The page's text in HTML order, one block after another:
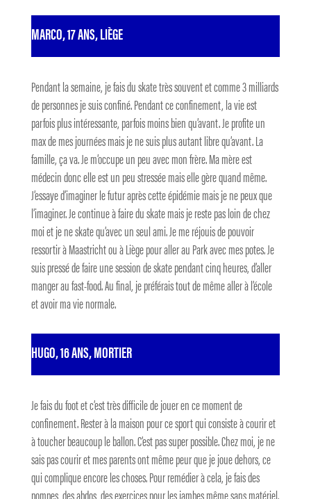
MARCO, 17 ANS, LIÈGE
Pendant la semaine, je fais du skate très souvent et comme 3 milliards
de personnes je suis confiné. Pendant ce confinement, la vie est
parfois plus intéressante, parfois moins bien qu’avant. Je profite un
max de mes journées mais je ne suis plus autant libre qu’avant. La
famille, ça va. Je m’occupe un peu avec mon frère. Ma mère est
médecin donc elle est un peu stressée mais elle gère quand même.
J’essaye d’imaginer le futur après cette épidémie mais je ne peux que
l’imaginer. Je continue à faire du skate mais je reste pas loin de chez
moi et je ne skate qu’avec un seul ami. Je me réjouis de pouvoir
ressortir à Maastricht ou à Liège pour aller au Park avec mes potes. Je
suis pressé de faire une session de skate pendant cinq heures, d’aller
manger au fast-food. Au final, je préférais tout de même aller à l’école
et avoir ma vie normale.
HUGO, 16 ANS, MORTIER
Je fais du foot et c’est très difficile de jouer en ce moment de
confinement. Rester à la maison pour ce sport qui consiste à courir et
à toucher beaucoup le ballon. C’est pas super possible. Chez moi, je ne
sais pas courir et mes parents ont même peur que je joue dehors, ce
qui complique encore les choses. Pour remédier à cela, je fais des
pompes, des abdos, des exercices pour les jambes même sans matériel.